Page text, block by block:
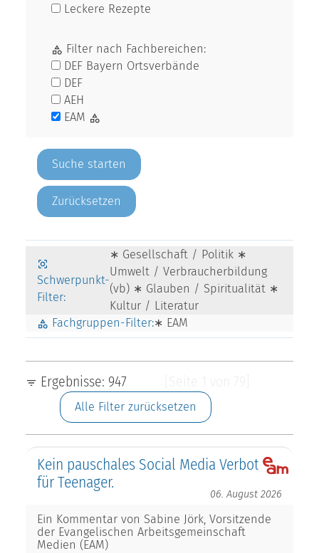
Leckere Rezepte
Filter nach Fachbereichen:
DEF Bayern Ortsverbände
DEF
AEH
EAM
Zurücksetzen
Schwerpunkt-
Filter:
∗ Gesellschaft / Politik ∗
Umwelt / Verbraucherbildung
(vb) ∗ Glauben / Spiritualität ∗
Kultur / Literatur
Fachgruppen-Filter:∗ EAM
Ergebnisse: 947
Alle Filter zurücksetzen
Kein pauschales Social Media Verbot
für Teenager.
06. August 2026
Ein Kommentar von Sabine Jörk, Vorsitzende
der Evangelischen Arbeitsgemeinschaft
Medien (EAM)